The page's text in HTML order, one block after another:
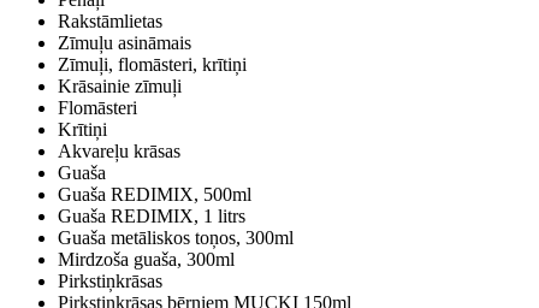
Rakstāmlietas
Zīmuļu asināmais
Zīmuļi, flomāsteri, krītiņi
Krāsainie zīmuļi
Flomāsteri
Krītiņi
Akvareļu krāsas
Guaša
Guaša REDIMIX, 500ml
Guaša REDIMIX, 1 litrs
Guaša metāliskos toņos, 300ml
Mirdzoša guaša, 300ml
Pirkstiņkrāsas
Pirkstiņkrāsas bērniem MUCKI 150ml